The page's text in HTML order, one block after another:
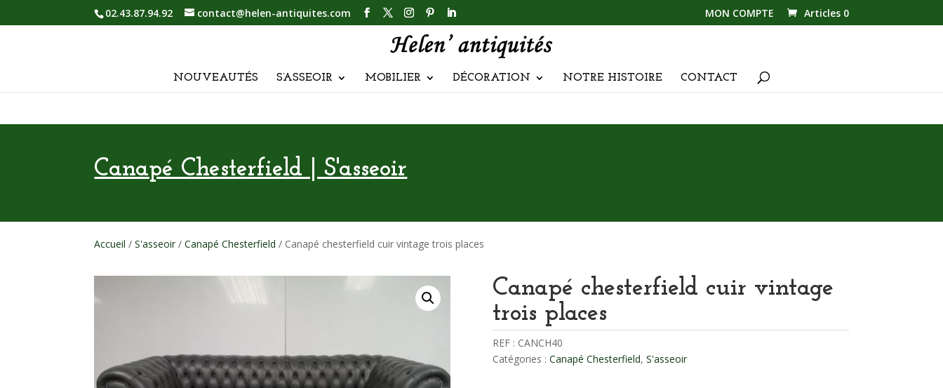
02.43.87.94.92 contact@helen-antiquites.com MON COMPTE Articles 0
NOUVEAUTÉS S’ASSEOIR MOBILIER DÉCORATION NOTRE HISTOIRE CONTACT
Canapé Chesterfield | S'asseoir
Accueil /S'asseoir /Canapé Chesterfield / Canapé chesterfield cuir vintage trois places
Canapé chesterfield cuir vintage
trois places
REF : CANCH40
Catégories : Canapé Chesterfield, S'asseoir